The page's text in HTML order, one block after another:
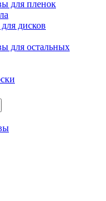
для пленок
дисков
для остальных